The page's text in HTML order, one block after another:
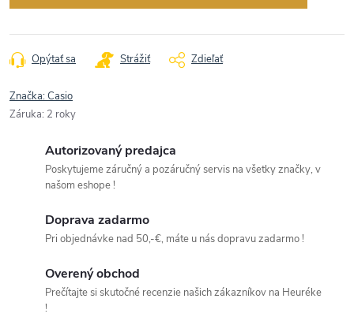
Opýtať sa Strážiť Zdieľať
Značka:Casio
Záruka: 2 roky
Autorizovaný predajca
Poskytujeme záručný a pozáručný servis na všetky značky, v
našom eshope !
Doprava zadarmo
Pri objednávke nad 50,-€, máte u nás dopravu zadarmo !
Overený obchod
Prečítajte si skutočné recenzie našich zákazníkov na Heuréke
!